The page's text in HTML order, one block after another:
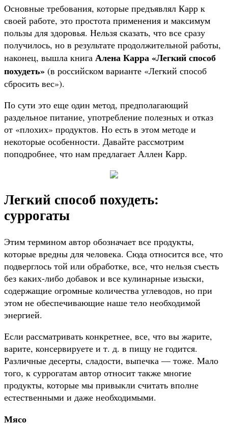
Основные требования, которые предъявлял Карр к
своей работе, это простота применения и максимум
пользы для здоровья. Нельзя сказать, что все сразу
получилось, но в результате продолжительной работы,
наконец, вышла книга Алена Карра «Легкий способ
похудеть» (в российском варианте «Легкий способ
сбросить вес»).
По сути это еще один метод, предполагающий
раздельное питание, употребление полезных и отказ
от «плохих» продуктов. Но есть в этом методе и
некоторые особенности. Давайте рассмотрим
поподробнее, что нам предлагает Аллен Карр.
Легкий способ похудеть:
суррогаты
Этим термином автор обозначает все продукты,
которые вредны для человека. Сюда относится все, что
подверглось той или обработке, все, что нельзя съесть
без каких-либо добавок и все кулинарные изыски,
содержащие огромные количества углеводов, но при
этом не обеспечивающие наше тело необходимой
энергией.
Если рассматривать конкретнее, все, что вы жарите,
варите, консервируете и т. д. в пищу не годится.
Различные десерты, сладости, выпечка — тоже. Мало
того, к суррогатам автор относит также многие
продукты, которые мы привыкли считать вполне
естественными и даже необходимыми.
Мясо